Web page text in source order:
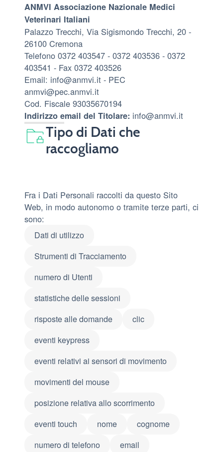
ANMVI Associazione Nazionale Medici
Veterinari Italiani
Palazzo Trecchi, Via Sigismondo Trecchi, 20 -
26100 Cremona
Telefono 0372 403547 - 0372 403536 - 0372
403541 - Fax 0372 403526
Email: info@anmvi.it - PEC
anmvi@pec.anmvi.it
Cod. Fiscale 93035670194
Indirizzo email del Titolare: info@anmvi.it
Tipo di Dati che
raccogliamo
Fra i Dati Personali raccolti da questo Sito
Web, in modo autonomo o tramite terze parti, ci
sono:
Dati di utilizzo
Strumenti di Tracciamento
numero di Utenti
statistiche delle sessioni
risposte alle domande
clic
eventi keypress
eventi relativi ai sensori di movimento
movimenti del mouse
posizione relativa allo scorrimento
eventi touch
nome
cognome
numero di telefono
email